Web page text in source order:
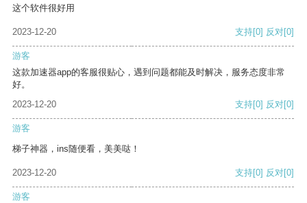
这个软件很好用
2023-12-20 支持[0] 反对[0]
游客
这款加速器app的客服很贴心，遇到问题都能及时解决，服务态度非常
好。
2023-12-20
支持[0] 反对[0]
游客
梯子神器，ins随便看，美美哒！
2023-12-20 支持[0] 反对[0]
游客